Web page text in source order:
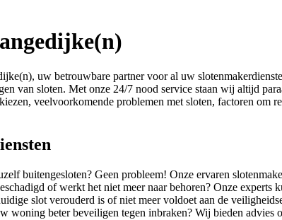
uw betrouwbare partner voor al uw
van sloten. Met onze 24/7 nood service staan wij altijd
veelvoorkomende problemen met sloten, factoren om
buitengesloten? Geen probleem! Onze ervaren
of werkt het niet meer naar behoren? Onze
slot verouderd is of niet meer voldoet aan de
woning beter beveiligen tegen inbraken? Wij bieden advies